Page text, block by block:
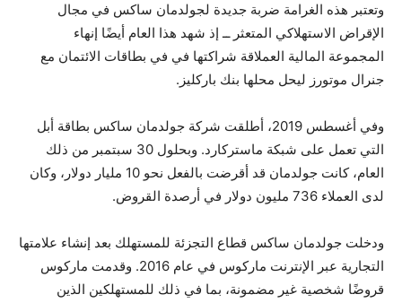
وتعتبر هذه الغرامة ضربة جديدة لجولدمان ساكس في مجال
الإقراض الاستهلاكي المتعثر ــ إذ شهد هذا العام أيضًا إنهاء
المجموعة المالية العملاقة شراكتها في في بطاقات الائتمان مع
جنرال موتورز ليحل محلها بنك باركليز.
وفي أغسطس 2019، أطلقت شركة جولدمان ساكس بطاقة أبل
التي تعمل على شبكة ماستركارد. وبحلول 30 سبتمبر من ذلك
العام، كانت جولدمان قد أقرضت بالفعل نحو 10 مليار دولار، وكان
لدى العملاء 736 مليون دولار في أرصدة القروض.
ودخلت جولدمان ساكس قطاع التجزئة للمستهلك بعد إنشاء علامتها
التجارية عبر الإنترنت ماركوس في عام 2016. وقدمت ماركوس
قروضًا شخصية غير مضمونة، بما في ذلك للمستهلكين الذين